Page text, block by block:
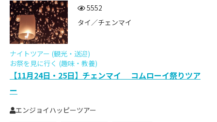
5552
タイ／チェンマイ
ナイトツアー (観光・送迎)
お祭を見に行く (趣味・教養)
【11月24日・25日】チェンマイ コムローイ祭りツア
ー
エンジョイハッピーツアー